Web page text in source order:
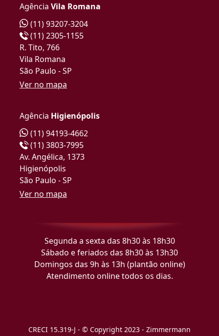
Agência Vila Romana
(11) 93207-3204
(11) 2305-1155
R. Tito, 766
Vila Romana
São Paulo - SP
Ver no mapa
Agência Higienópolis
(11) 94193-4662
(11) 3803-7995
Av. Angélica, 1373
Higienópolis
São Paulo - SP
Ver no mapa
Segunda a sexta das 8h30 às 18h30
Sábado e feriados das 8h30 às 13h30
Domingos das 9h às 13h (plantão online)
Atendimento online todos os dias.
CRECI 15.319-J - © Copyright 2023 - Zimmermann